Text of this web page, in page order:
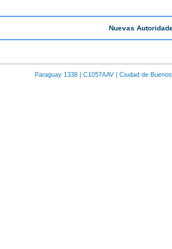
Nuevas
Paraguay 1338 | C1057AAV | Ciudad de